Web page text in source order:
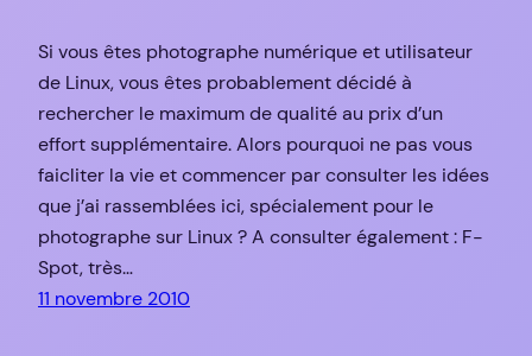
Si vous êtes photographe numérique et utilisateur
de Linux, vous êtes probablement décidé à
rechercher le maximum de qualité au prix d’un
effort supplémentaire. Alors pourquoi ne pas vous
faicliter la vie et commencer par consulter les idées
que j’ai rassemblées ici, spécialement pour le
photographe sur Linux ? A consulter également : F-
Spot, très…
11 novembre 2010